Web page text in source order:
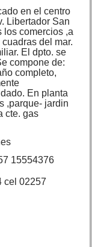
en el centro
Libertador San
los comercios ,a
del mar.
El dpto. se
compone de:
completo,
En planta
,parque- jardin
cte. gas
15554376
cel 02257